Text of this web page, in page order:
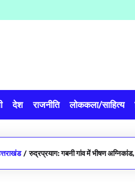
देश राजनीति लोककला/साहित्य
/ रुद्रप्रयाग: गबनी गांव में भीषण